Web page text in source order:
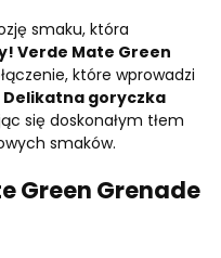
smaku, która
Verde Mate Green
które wprowadzi
Delikatna goryczka
się doskonałym tłem
smaków.
Green Grenade